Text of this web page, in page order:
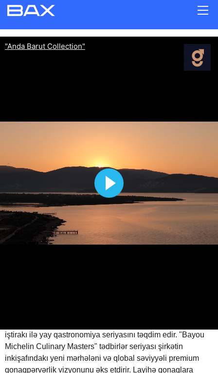
"Anda Barut Collection"
iştirakı ilə yay qastronomiya seriyasını təqdim edir. "Bayou
Michelin Culinary Masters" tədbirlər seriyası şirkətin
inkişafındakı yeni mərhələni və qlobal səviyyəli premium
qonaqpərvərlik vizyonunu əks etdirir. Layihə qonaqlara